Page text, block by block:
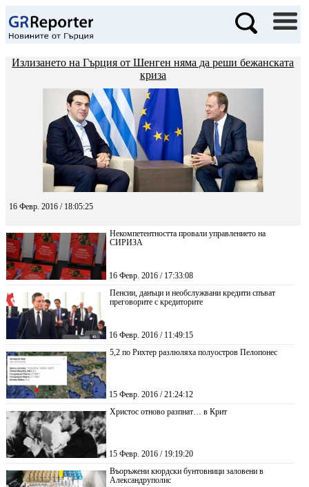
Излизането на Гърция от Шенген няма да реши бежанската
криза
16 Февр. 2016 / 18:05:25
Некомпетентността провали управлението на
СИРИЗА
16 Февр. 2016 / 17:33:08
Пенсии, данъци и необслужвани кредити спъват
преговорите с кредиторите
16 Февр. 2016 / 11:49:15
5,2 по Рихтер разлюляха полуостров Пелопонес
15 Февр. 2016 / 21:24:12
Христос отново разпнат… в Крит
15 Февр. 2016 / 19:19:20
Въоръжени кюрдски бунтовници заловени в
Александруполис